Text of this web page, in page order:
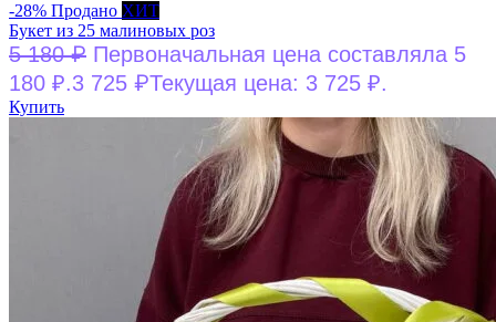
-28% Продано ХИТ
Букет из 25 малиновых роз
5 180₽ Первоначальная цена составляла 5
180 ₽.3 725 ₽Текущая цена: 3 725 ₽.
Купить